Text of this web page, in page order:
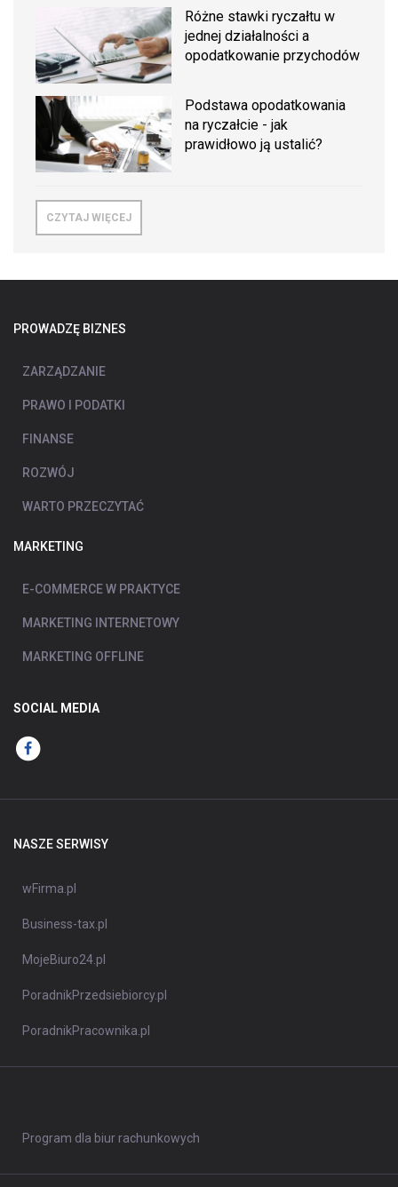
Różne stawki ryczałtu w
jednej działalności a
opodatkowanie przychodów
Podstawa opodatkowania
na ryczałcie - jak
prawidłowo ją ustalić?
CZYTAJ WIĘCEJ
PROWADZĘ BIZNES
ZARZĄDZANIE
PRAWO I PODATKI
FINANSE
ROZWÓJ
WARTO PRZECZYTAĆ
MARKETING
E-COMMERCE W PRAKTYCE
MARKETING INTERNETOWY
MARKETING OFFLINE
SOCIAL MEDIA
NASZE SERWISY
wFirma.pl
Business-tax.pl
MojeBiuro24.pl
PoradnikPrzedsiebiorcy.pl
PoradnikPracownika.pl
Program dla biur rachunkowych